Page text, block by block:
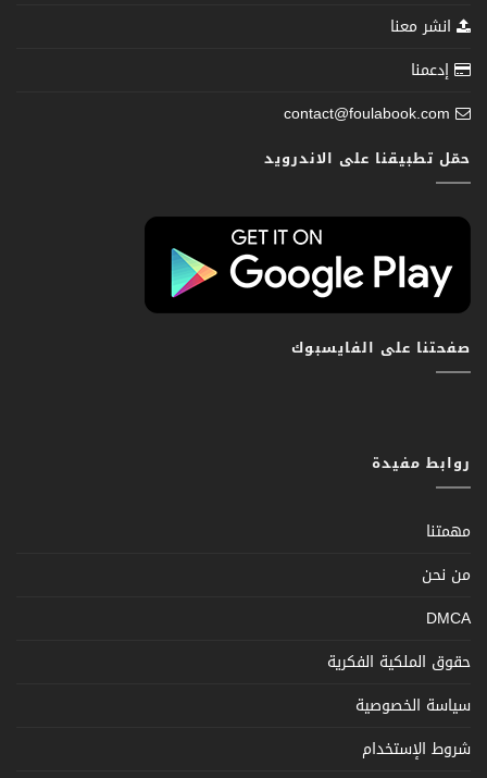
انشر معنا
إدعمنا
contact@foulabook.com
حمّل تطبيقنا على الاندرويد
صفحتنا على الفايسبوك
روابط مفيدة
مهمتنا
من نحن
DMCA
حقوق الملكية الفكرية
سياسة الخصوصية
شروط الإستخدام